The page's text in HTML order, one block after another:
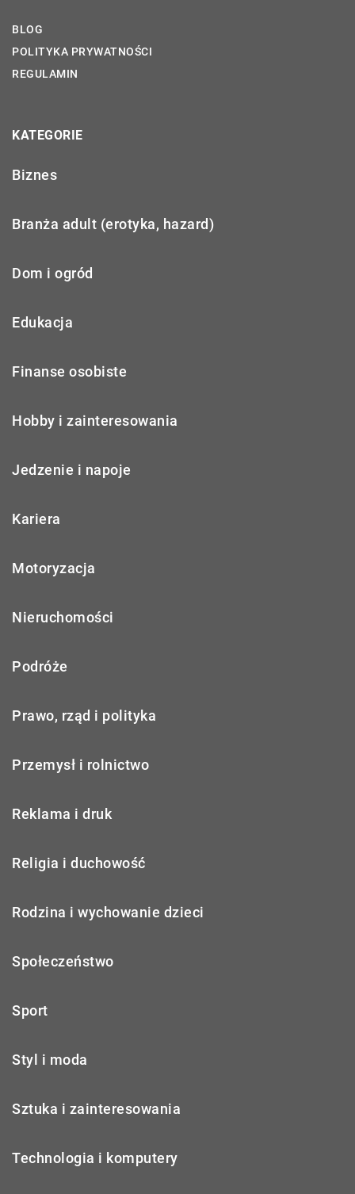
BLOG
POLITYKA PRYWATNOŚCI
REGULAMIN
KATEGORIE
Biznes
Branża adult (erotyka, hazard)
Dom i ogród
Edukacja
Finanse osobiste
Hobby i zainteresowania
Jedzenie i napoje
Kariera
Motoryzacja
Nieruchomości
Podróże
Prawo, rząd i polityka
Przemysł i rolnictwo
Reklama i druk
Religia i duchowość
Rodzina i wychowanie dzieci
Społeczeństwo
Sport
Styl i moda
Sztuka i zainteresowania
Technologia i komputery